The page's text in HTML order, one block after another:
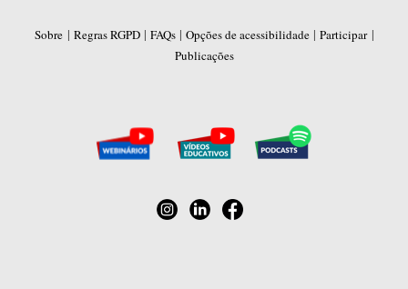
Sobre | Regras RGPD| FAQs| Opções de acessibilidade| Participar|
Publicações